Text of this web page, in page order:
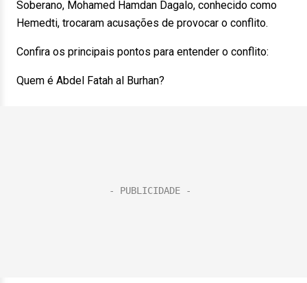
Soberano, Mohamed Hamdan Dagalo, conhecido como
Hemedti, trocaram acusações de provocar o conflito.
Confira os principais pontos para entender o conflito:
Quem é Abdel Fatah al Burhan?